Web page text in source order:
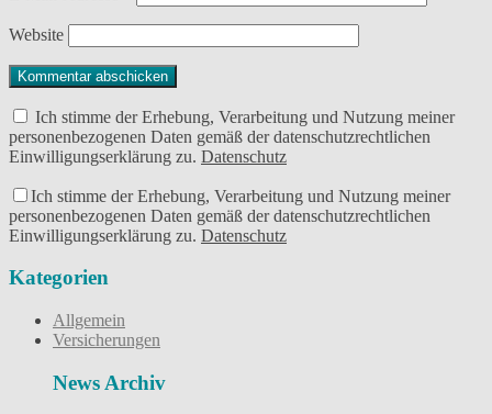
Website
Ich stimme der Erhebung, Verarbeitung und Nutzung meiner
personenbezogenen Daten gemäß der datenschutzrechtlichen
Einwilligungserklärung zu. Datenschutz
Ich stimme der Erhebung, Verarbeitung und Nutzung meiner
personenbezogenen Daten gemäß der datenschutzrechtlichen
Einwilligungserklärung zu. Datenschutz
Kategorien
Allgemein
Versicherungen
News Archiv